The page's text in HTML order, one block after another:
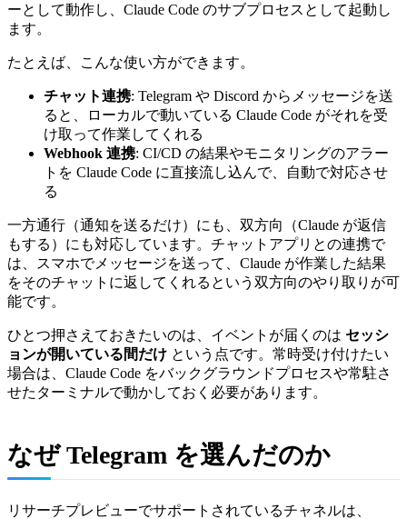
ーとして動作し、Claude Code のサブプロセスとして起動し
ます。
たとえば、こんな使い方ができます。
チャット連携: Telegram や Discord からメッセージを送
ると、ローカルで動いている Claude Code がそれを受
け取って作業してくれる
Webhook 連携: CI/CD の結果やモニタリングのアラー
トを Claude Code に直接流し込んで、自動で対応させ
る
一方通行（通知を送るだけ）にも、双方向（Claude が返信
もする）にも対応しています。チャットアプリとの連携で
は、スマホでメッセージを送って、Claude が作業した結果
をそのチャットに返してくれるという双方向のやり取りが可
能です。
ひとつ押さえておきたいのは、イベントが届くのは セッシ
ョンが開いている間だけ という点です。常時受け付けたい
場合は、Claude Code をバックグラウンドプロセスや常駐さ
せたターミナルで動かしておく必要があります。
なぜ Telegram を選んだのか
リサーチプレビューでサポートされているチャネルは、